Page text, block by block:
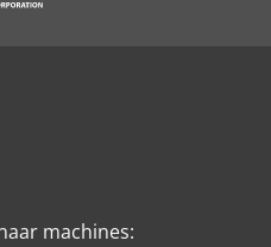
machines: